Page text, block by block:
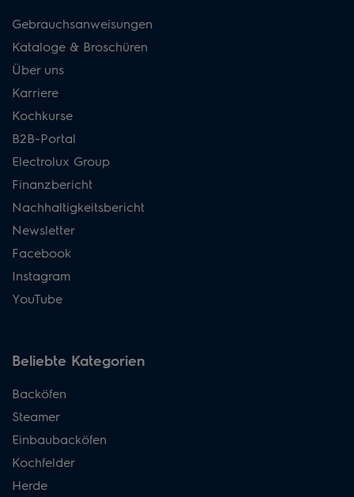
Gebrauchsanweisungen
Kataloge & Broschüren
Über uns
Karriere
Kochkurse
B2B-Portal
Electrolux Group
Finanzbericht
Nachhaltigkeitsbericht
Newsletter
Facebook
Instagram
YouTube
Beliebte Kategorien
Backöfen
Steamer
Einbaubacköfen
Kochfelder
Herde